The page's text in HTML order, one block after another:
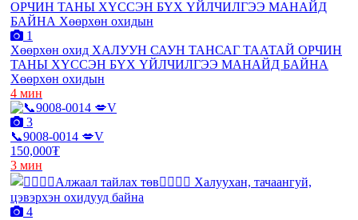
1
Хөөрхөн охид ХАЛУУН САУН ТАНСАГ ТААТАЙ ОРЧИН
ТАНЫ ХҮССЭН БҮХ ҮЙЛЧИЛГЭЭ МАНАЙД БАЙНА
Хөөрхөн охидын
4 мин
3
📞9008-0014 💋V
150,000₮
3 мин
4